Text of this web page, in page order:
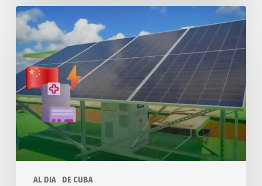
AL DIA DE CUBA
Arriba
Cuba
segundo
donativo
chino
de
sistemas
solares
fotovoltaicos